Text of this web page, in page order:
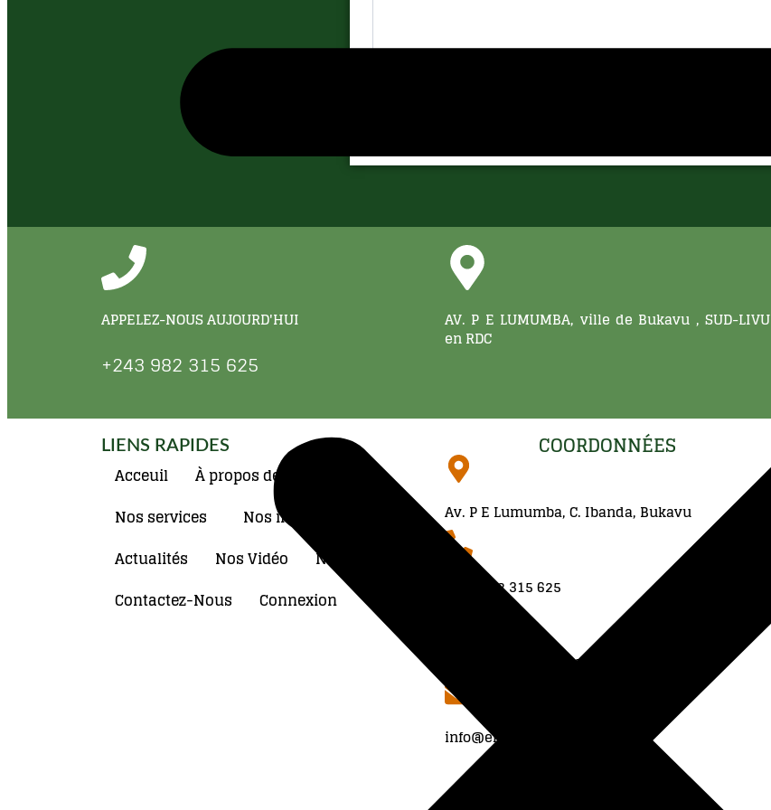
APPELEZ-NOUS AUJOURD'HUI
+243 982 315 625
AV. P E LUMUMBA, ville de Bukavu , SUD-LIVU
en RDC
LIENS RAPIDES
Acceuil
À propos de nous
Nos services
Nos initiatives
Actualités
Nos Vidéo
Notre Galerie
Contactez-Nous
Connexion
COORDONNÉES
Av. P E Lumumba, C. Ibanda, Bukavu
+243 982 315 625
ekagrirdc@gmail.com
info@ekagri.org